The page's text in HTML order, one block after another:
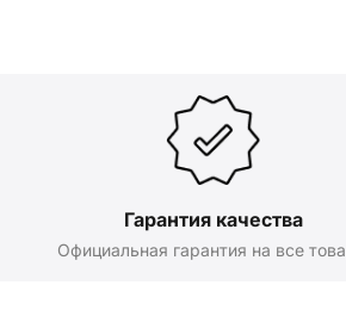
Гарантия качества
Официальная гарантия на все